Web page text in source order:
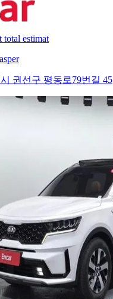
total estimat
권선구 평동로79번길 45